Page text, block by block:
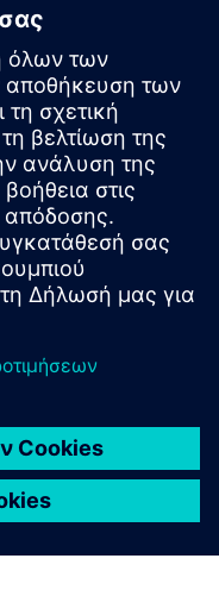
και πόροι
Resilience Act